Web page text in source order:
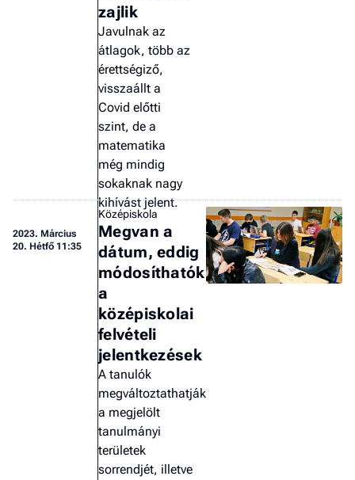
zajlik
Javulnak az
átlagok, több az
érettségiző,
visszaállt a
Covid előtti
szint, de a
matematika
még mindig
sokaknak nagy
kihívást jelent.
2023. Március
20. Hétfő 11:35
Középiskola
Megvan a
dátum, eddig
módosíthatók
a
középiskolai
felvételi
jelentkezések
A tanulók
megváltoztathatják
a megjelölt
tanulmányi
területek
sorrendjét, illetve